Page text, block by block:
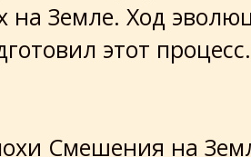
на Земле. Ход
этот процесс.
Смешения на